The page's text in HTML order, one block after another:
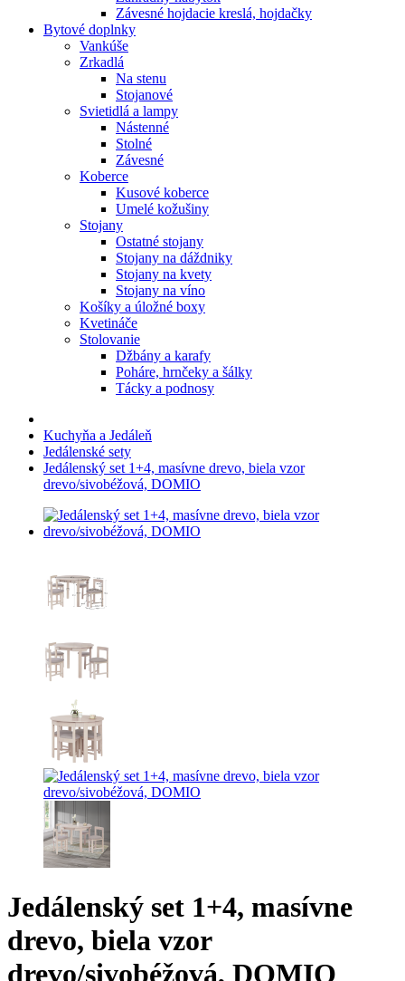
Závesné hojdacie kreslá, hojdačky
Bytové doplnky
Vankúše
Zrkadlá
Na stenu
Stojanové
Svietidlá a lampy
Nástenné
Stolné
Závesné
Koberce
Kusové koberce
Umelé kožušiny
Stojany
Ostatné stojany
Stojany na dáždniky
Stojany na kvety
Stojany na víno
Košíky a úložné boxy
Kvetináče
Stolovanie
Džbány a karafy
Poháre, hrnčeky a šálky
Tácky a podnosy
Kuchyňa a Jedáleň
Jedálenské sety
Jedálenský set 1+4, masívne drevo, biela vzor
drevo/sivobéžová, DOMIO
Jedálenský set 1+4, masívne
drevo, biela vzor
drevo/sivobéžová, DOMIO